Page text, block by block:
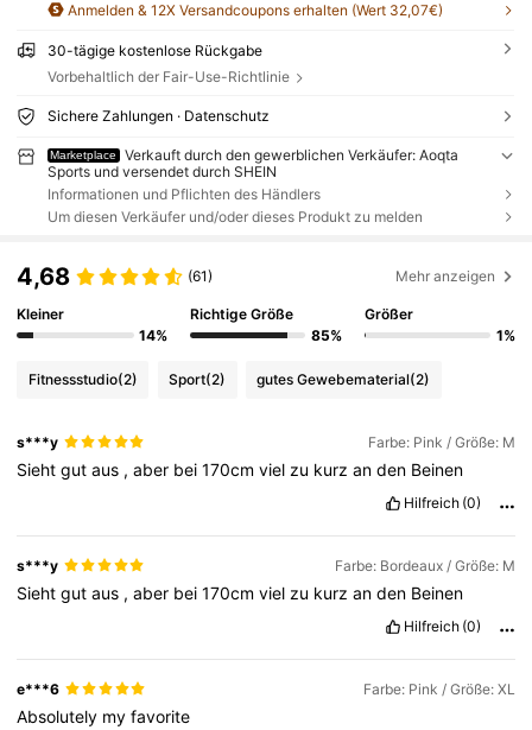
Anmelden & 12X Versandcoupons erhalten (Wert 32,07€)
30-tägige kostenlose Rückgabe
Vorbehaltlich der Fair-Use-Richtlinie
Sichere Zahlungen · Datenschutz
Marketplace
Verkauft durch den gewerblichen Verkäufer: Aoqta
Sports und versendet durch SHEIN
Informationen und Pflichten des Händlers
Um diesen Verkäufer und/oder dieses Produkt zu melden
4,68 (61) Mehr anzeigen
Kleiner
14%
Richtige Größe
85%
Größer
1%
Fitnessstudio(2) Sport(2) gutes Gewebematerial(2)
s***y Farbe: Pink / Größe: M
Siehtgutaus ,aber bei170cmviel zu kurzanden Beinen
Hilfreich (0)
s***y Farbe: Bordeaux / Größe: M
Siehtgutaus ,aber bei170cmviel zu kurzanden Beinen
Hilfreich (0)
e***6 Farbe: Pink / Größe: XL
Absolutely myfavorite